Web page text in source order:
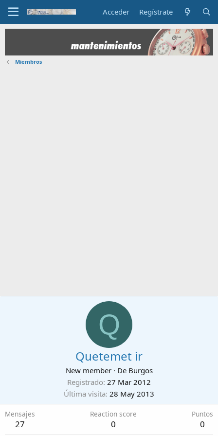
Acceder Regístrate
Miembros
Q
Quetemet ir
New member · De Burgos
Registrado 27 Mar 2012
Última visita 28 May 2013
Mensajes
27
Reaction score
0
Puntos
0